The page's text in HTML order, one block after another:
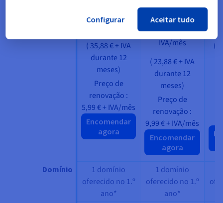
5,99 €2,99 €
IVA/mês
( 35,88 €+ IVA
durante 12
meses)
Preço de
renovação :
5,99 €+ IVA/mês
Encomendar
agora
Alojamento
PRO
9,99 €1,99 €+
IVA/mês
(23,88 €+ IVA
durante 12
meses)
Preço de
renovação :
9,99 €+ IVA/mês
Encomendar
agora
(
Domínio
1 domínio
oferecido no 1.º
ano*
1 domínio
oferecido no 1.º
ano*
Configurar Aceitar tudo